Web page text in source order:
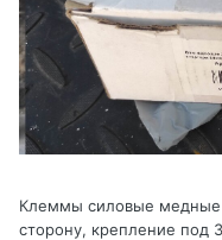
Клеммы силовые
сторону, крепление под